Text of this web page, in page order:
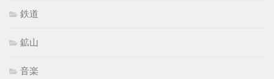
鉄道
鉱山
音楽